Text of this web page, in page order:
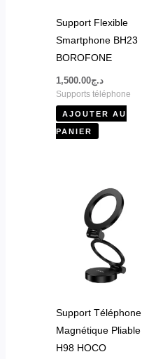
Support Flexible
Smartphone BH23
BOROFONE
د.ج1,500.00
Supports téléphone
AJOUTER AU
PANIER
Support Téléphone
Magnétique Pliable
H98 HOCO